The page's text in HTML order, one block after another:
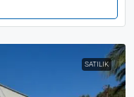
SATILIK